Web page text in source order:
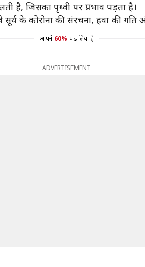
है, जिसका पृथ्वी पर प्रभाव पड़ता है।
के कोरोना की संरचना, हवा की
आपने 60% पढ़ लिया है
ADVERTISEMENT